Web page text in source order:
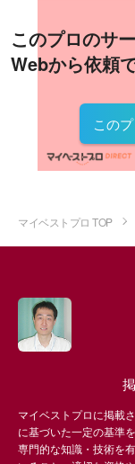
このプロのサ
Webから依頼
この
マイベストプロ TOP
マイベストプロに掲載
に基づいた一定の基準
専門的な知識・技術を